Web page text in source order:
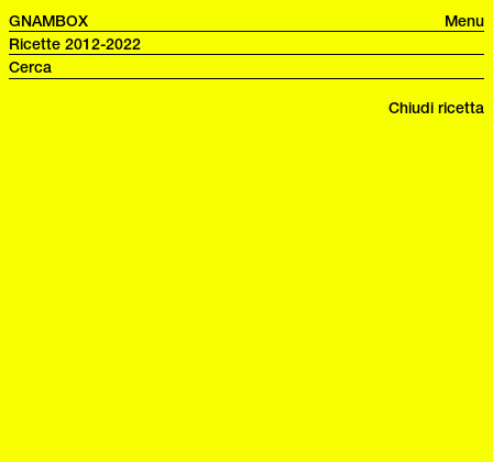
GNAMBOX
Menu
Ricette 2012-2022
Chiudi ricetta